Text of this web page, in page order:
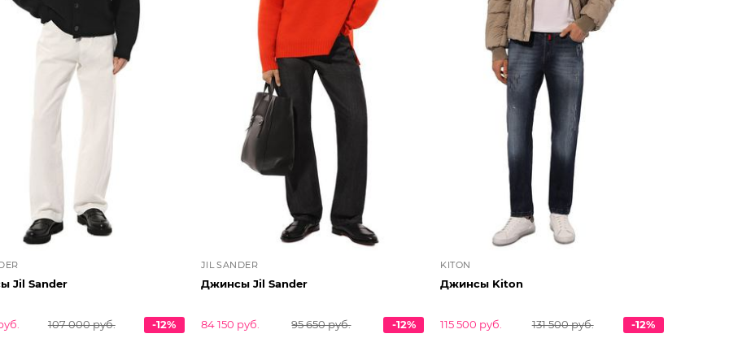
Jil Sander
107 000 руб.
-12%
JIL SANDER
Джинсы Jil Sander
84 150 руб. 95 650 руб.
-12%
KITON
Джинсы Kiton
115 500 руб. 131 500 руб.
-12%